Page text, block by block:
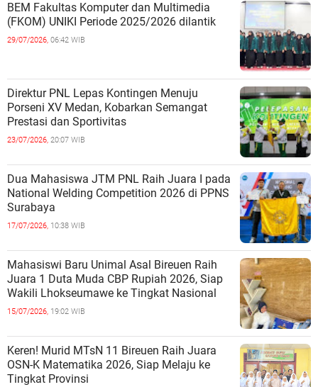
BEM Fakultas Komputer dan Multimedia
(FKOM) UNIKI Periode 2025/2026 dilantik
29/07/2026, 06:42 WIB
Direktur PNL Lepas Kontingen Menuju
Porseni XV Medan, Kobarkan Semangat
Prestasi dan Sportivitas
23/07/2026, 20:07 WIB
Dua Mahasiswa JTM PNL Raih Juara I pada
National Welding Competition 2026 di PPNS
Surabaya
17/07/2026, 10:38 WIB
Mahasiswi Baru Unimal Asal Bireuen Raih
Juara 1 Duta Muda CBP Rupiah 2026, Siap
Wakili Lhokseumawe ke Tingkat Nasional
15/07/2026, 19:02 WIB
Keren! Murid MTsN 11 Bireuen Raih Juara
OSN-K Matematika 2026, Siap Melaju ke
Tingkat Provinsi